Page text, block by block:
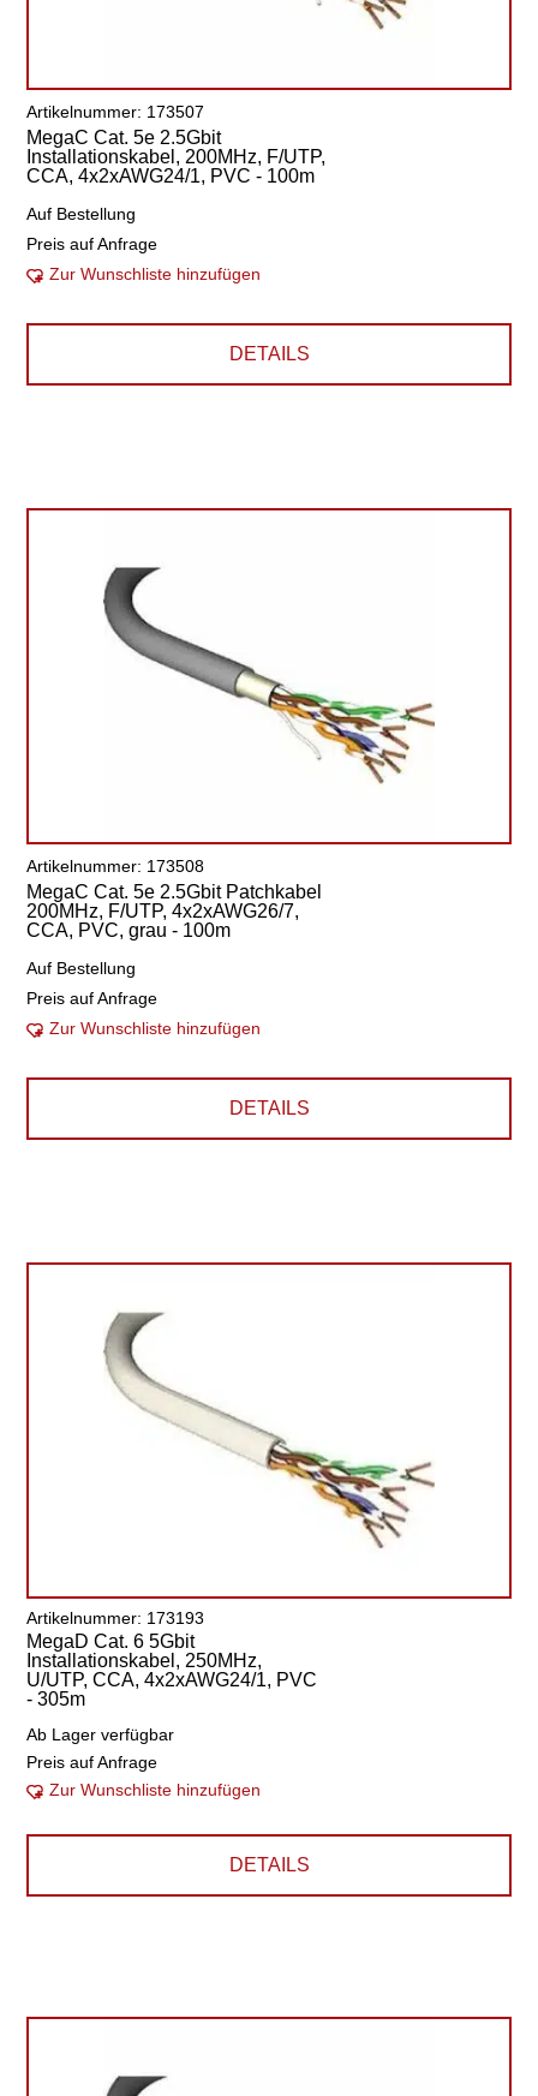
Artikelnummer: 173507
MegaC Cat. 5e 2.5Gbit
Installationskabel, 200MHz, F/UTP,
CCA, 4x2xAWG24/1, PVC - 100m
Auf Bestellung
Preis auf Anfrage
Zur Wunschliste hinzufügen
DETAILS
Artikelnummer: 173508
MegaC Cat. 5e 2.5Gbit Patchkabel
200MHz, F/UTP, 4x2xAWG26/7,
CCA, PVC, grau - 100m
Auf Bestellung
Preis auf Anfrage
Zur Wunschliste hinzufügen
DETAILS
Artikelnummer: 173193
MegaD Cat. 6 5Gbit
Installationskabel, 250MHz,
U/UTP, CCA, 4x2xAWG24/1, PVC
- 305m
Ab Lager verfügbar
Preis auf Anfrage
Zur Wunschliste hinzufügen
DETAILS